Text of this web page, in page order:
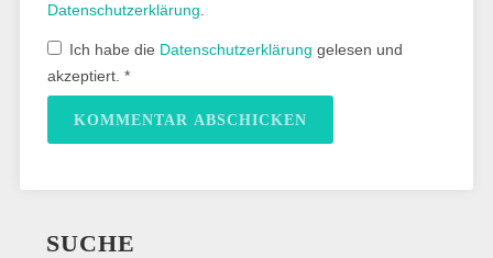
Datenschutzerklärung
Ich habe die Datenschutzerklärung gelesen und
akzeptiert. *
SUCHE